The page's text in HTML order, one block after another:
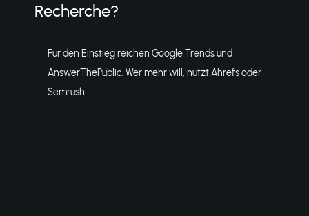
Recherche?
Für den Einstieg reichen Google Trends und
AnswerThePublic. Wer mehr will, nutzt Ahrefs oder
Semrush.